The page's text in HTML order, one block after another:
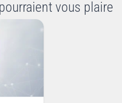
vous plaire